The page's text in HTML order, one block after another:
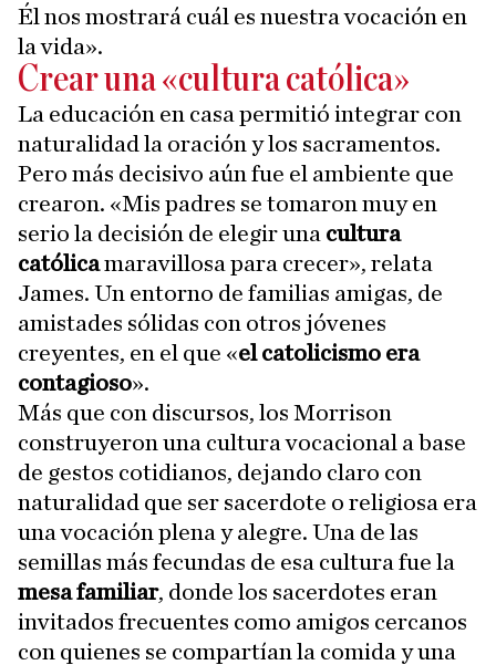
Él nos mostrará cuál es nuestra vocación en
la vida».
Crear una «cultura católica»
La educación en casa permitió integrar con
naturalidad la oración y los sacramentos.
Pero más decisivo aún fue el ambiente que
crearon. «Mis padres se tomaron muy en
serio la decisión de elegir una cultura
católicamaravillosa para crecer», relata
James. Un entorno de familias amigas, de
amistades sólidas con otros jóvenes
creyentes, en el que «el catolicismo era
contagioso».
Más que con discursos, los Morrison
construyeron una cultura vocacional a base
de gestos cotidianos, dejando claro con
naturalidad que ser sacerdote o religiosa era
una vocación plena y alegre. Una de las
semillas más fecundas de esa cultura fue la
mesa familiar, donde los sacerdotes eran
invitados frecuentes como amigos cercanos
con quienes se compartían la comida y una